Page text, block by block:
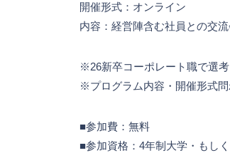
開催形式：オンライン
内容：経営陣含む社員との交流
※26新卒コーポレート職で選
※プログラム内容・開催形式問
■参加費：無料
■参加資格：4年制大学・もし